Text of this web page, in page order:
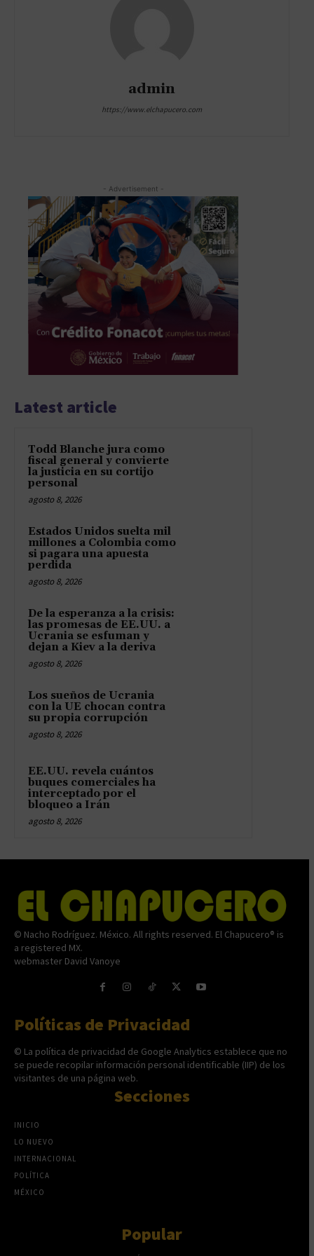
admin
https://www.elchapucero.com
- Advertisement -
Latest article
Todd Blanche jura como
fiscal general y convierte
la justicia en su cortijo
personal
agosto 8, 2026
Estados Unidos suelta mil
millones a Colombia como
si pagara una apuesta
perdida
agosto 8, 2026
De la esperanza a la crisis:
las promesas de EE.UU. a
Ucrania se esfuman y
dejan a Kiev a la deriva
agosto 8, 2026
Los sueños de Ucrania
con la UE chocan contra
su propia corrupción
agosto 8, 2026
EE.UU. revela cuántos
buques comerciales ha
interceptado por el
bloqueo a Irán
agosto 8, 2026
© Nacho Rodríguez. México. All rights reserved. El Chapucero® is
a registered MX.
webmaster David Vanoye
Políticas de Privacidad
© La política de privacidad de Google Analytics establece que no
se puede recopilar información personal identificable (IIP) de los
visitantes de una página web.
Secciones
INICIO
LO NUEVO
INTERNACIONAL
POLÍTICA
MÉXICO
Popular